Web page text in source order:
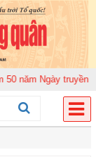
thống (12-11-